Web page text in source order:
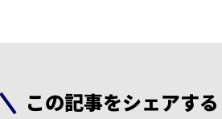
この記事をシェアする